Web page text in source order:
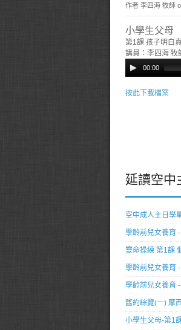
作者 李四海 牧師
小學生父母
第1課 孩子明白
講員：李四海 牧
00:00
按此下載檔案
延讀空中
空中成人主日學
學齡前兒女養育
靈命操練 第1課
學齡前兒女養育
學齡前兒女養育
舊約綜覽(一) 摩
小學生父母-第1